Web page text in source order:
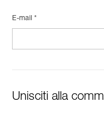
E-mail *
Unisciti alla